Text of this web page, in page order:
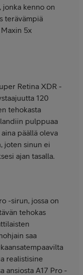
jonka kenno on
terävämpiä
5x
Retina XDR -
120
tehokasta
pulppuaa
päällä oleva
joten sinun ei
ajan tasalla.
-sirun, jossa on
tehokas
saa
realistisine
ansiosta A17 Pro -